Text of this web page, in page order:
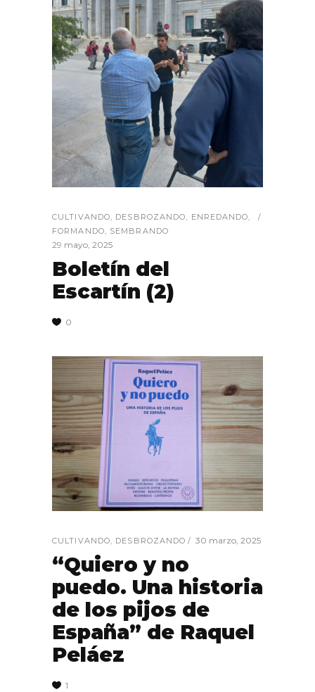
CULTIVANDO, DESBROZANDO, ENREDANDO,
FORMANDO, SEMBRANDO
29 mayo, 2025
Boletín del
Escartín (2)
0
CULTIVANDO, DESBROZANDO 30 marzo, 2025
“Quiero y no
puedo. Una historia
de los pijos de
España” de Raquel
Peláez
1